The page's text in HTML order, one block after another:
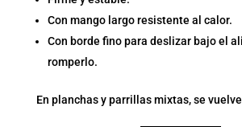
Con mango largo resistente al calor.
Con borde fino para deslizar bajo el
romperlo.
En planchas y parrillas mixtas, se